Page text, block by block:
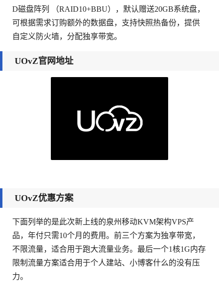
D磁盘阵列 （RAID10+BBU），默认赠送20GB系统盘，
可根据需求订购额外的数据盘，支持快照热备份，提供
自定义防火墙，分配独享带宽。
UOvZ官网地址
UOvZ优惠方案
下面列举的是此次新上线的泉州移动KVM架构VPS产
品，年付只需10个月的费用。前三个方案为独享带宽，
不限流量，适合用于跑大流量业务。最后一个1核1G内存
限制流量方案适合用于个人建站、小博客什么的没有压
力。